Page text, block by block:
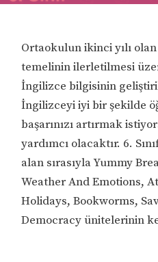
Ortaokulun ikinci yılı
temelinin ilerletilmesi
İngilizce bilgisinin
İngilizceyi iyi bir şekilde
başarınızı artırmak
yardımcı olacaktır. 6.
alan sırasıyla Yummy
Weather And Emotions,
Holidays, Bookworms,
Democracy ünitelerinin